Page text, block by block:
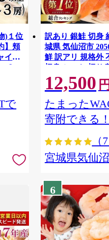
)１位
】頬
イン
３
も
ド
川
で
訳あり 銀鮭 切身
城県 気仙沼市
鮮 訳アリ 規格外
切身 シャケ 切り
ず 弁当 支援 サー
わけあり
12,500 円
たまった
寄附できる！
（
宮城県気仙
6